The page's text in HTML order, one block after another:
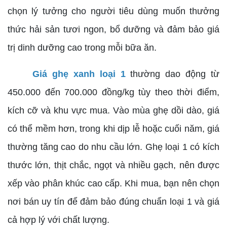
chọn lý tưởng cho người tiêu dùng muốn thưởng
thức hải sản tươi ngon, bổ dưỡng và đảm bảo giá
trị dinh dưỡng cao trong mỗi bữa ăn.
Giá ghẹ xanh loại 1thường dao động từ
450.000 đến 700.000 đồng/kg tùy theo thời điểm,
kích cỡ và khu vực mua. Vào mùa ghẹ dồi dào, giá
có thể mềm hơn, trong khi dịp lễ hoặc cuối năm, giá
thường tăng cao do nhu cầu lớn. Ghẹ loại 1 có kích
thước lớn, thịt chắc, ngọt và nhiều gạch, nên được
xếp vào phân khúc cao cấp. Khi mua, bạn nên chọn
nơi bán uy tín để đảm bảo đúng chuẩn loại 1 và giá
cả hợp lý với chất lượng.